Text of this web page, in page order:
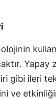
Yapay
gibi ileri
ve